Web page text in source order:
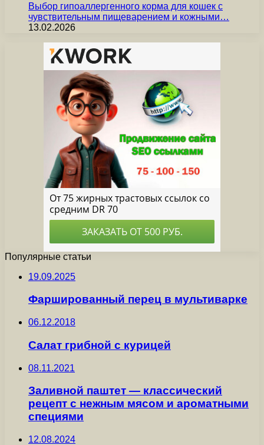
Выбор гипоаллергенного корма для кошек с
чувствительным пищеварением и кожными…
13.02.2026
Популярные статьи
19.09.2025
Фаршированный перец в мультиварке
06.12.2018
Салат грибной с курицей
08.11.2021
Заливной паштет — классический
рецепт с нежным мясом и ароматными
специями
12.08.2024